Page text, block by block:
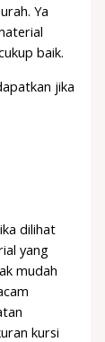
Ya
baik.
jika
dilihat
yang
mudah
kursi